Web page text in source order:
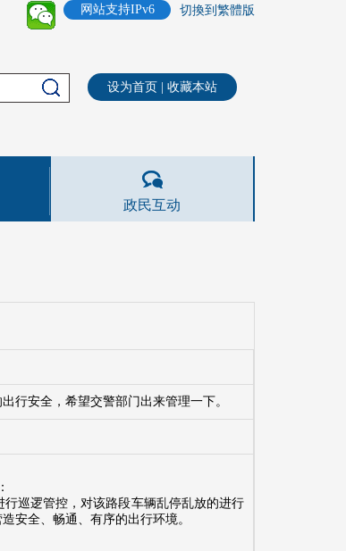
切換到繁體版
网站支持IPv6
设为首页 收藏本站
政民互动
行安全，希望交警部门出来管理一下。
巡逻管控，对该路段车辆乱停乱放的进行
安全、畅通、有序的出行环境。